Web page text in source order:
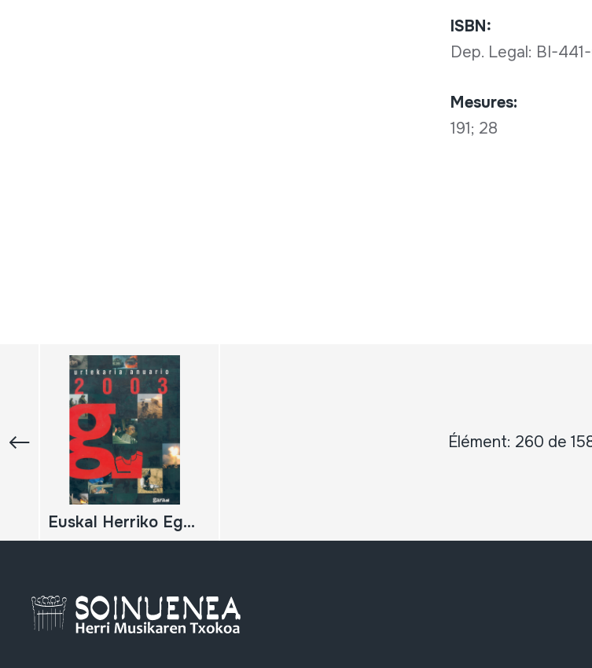
ISBN:
Dep. Legal: BI-
Mesures:
191; 28
Élément: 260 de
Euskal Herriko Egunkaria, Urtekaria; Anuario 2003